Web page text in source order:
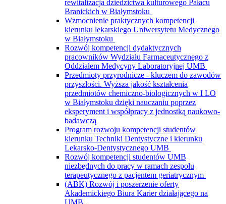
rewitalizacja dziedzictwa kulturowego Pałacu
Branickich w Białymstoku
Wzmocnienie praktycznych kompetencji
kierunku lekarskiego Uniwersytetu Medycznego
w Białymstoku
Rozwój kompetencji dydaktycznych
pracowników Wydziału Farmaceutycznego z
Oddziałem Medycyny Laboratoryjnej UMB
Przedmioty przyrodnicze - kluczem do zawodów
przyszłości. Wyższa jakość kształcenia
przedmiotów chemiczno-biologicznych w I LO
w Białymstoku dzięki nauczaniu poprzez
eksperyment i współpracy z jednostką naukowo-
badawczą
Program rozwoju kompetencji studentów
kierunku Techniki Dentystyczne i kierunku
Lekarsko-Dentystycznego UMB
Rozwój kompetencji studentów UMB
niezbędnych do pracy w ramach zespołu
terapeutycznego z pacjentem geriatrycznym
(ABK) Rozwój i poszerzenie oferty
Akademickiego Biura Karier działającego na
UMB